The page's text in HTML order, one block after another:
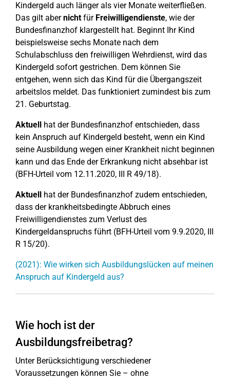
Kindergeld auch länger als vier Monate weiterfließen.
Das gilt abernichtfür Freiwilligendienste, wie der
Bundesfinanzhof klargestellt hat. Beginnt Ihr Kind
beispielsweise sechs Monate nach dem
Schulabschluss den freiwilligen Wehrdienst, wird das
Kindergeld sofort gestrichen. Dem können Sie
entgehen, wenn sich das Kind für die Übergangszeit
arbeitslos meldet. Das funktioniert zumindest bis zum
21. Geburtstag.
Aktuell hat der Bundesfinanzhof entschieden, dass
kein Anspruch auf Kindergeld besteht, wenn ein Kind
seine Ausbildung wegen einer Krankheit nicht beginnen
kann und das Ende der Erkrankung nicht absehbar ist
(BFH-Urteil vom 12.11.2020, III R 49/18).
Aktuell hat der Bundesfinanzhof zudem entschieden,
dass der krankheitsbedingte Abbruch eines
Freiwilligendienstes zum Verlust des
Kindergeldanspruchs führt (BFH-Urteil vom 9.9.2020, III
R 15/20).
(2021): Wie wirken sich Ausbildungslücken auf meinen
Anspruch auf Kindergeld aus?
Wie hoch ist der
Ausbildungsfreibetrag?
Unter Berücksichtigung verschiedener
Voraussetzungen können Sie – ohne